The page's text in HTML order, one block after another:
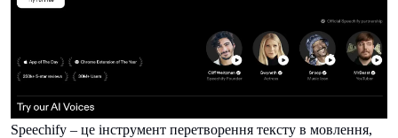
Speechify – це інструмент перетворення тексту в мовлення,